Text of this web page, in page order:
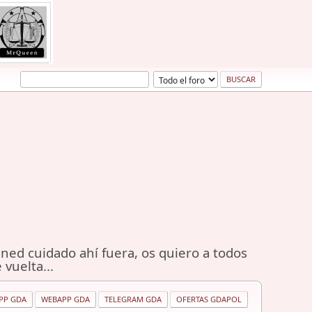
cuidado ahí fuera, os quiero a todos
vuelta...
GDA WEBAPP GDA TELEGRAM GDA OFERTAS GDAPOL